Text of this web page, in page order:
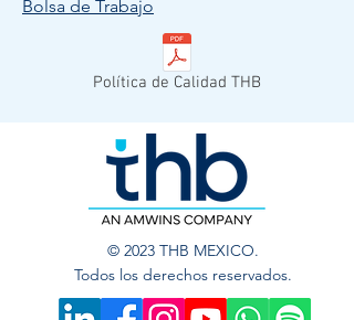
Bolsa de Trabajo
Política de Calidad THB
© 2023 THB MEXICO.
Todos los derechos reservados.